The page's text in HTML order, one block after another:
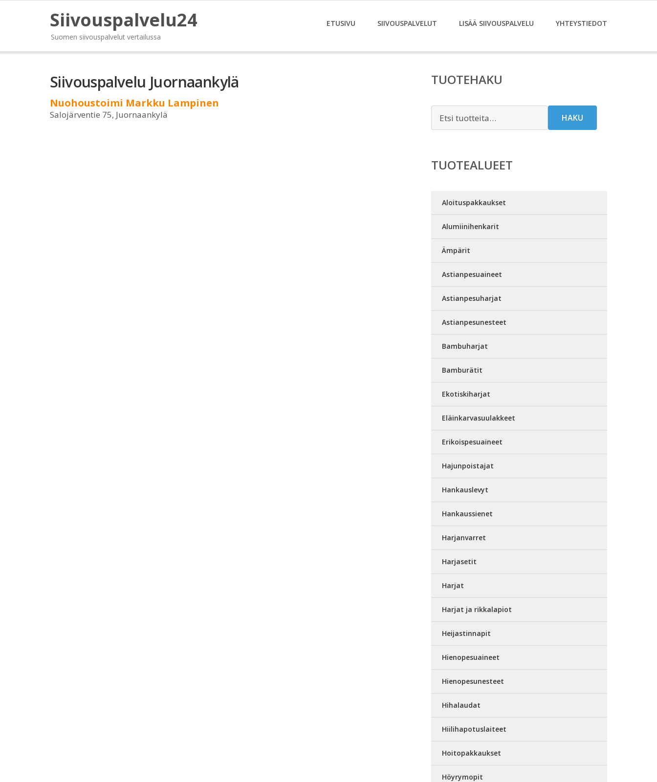
Siivouspalvelu24
Suomen siivouspalvelut vertailussa
ETUSIVU SIIVOUSPALVELUT LISÄÄ SIIVOUSPALVELU YHTEYSTIEDOT
Siivouspalvelu Juornaankylä
Nuohoustoimi Markku Lampinen
Salojärventie 75, Juornaankylä
TUOTEHAKU
HAKU
TUOTEALUEET
Aloituspakkaukset
Alumiinihenkarit
Ämpärit
Astianpesuaineet
Astianpesuharjat
Astianpesunesteet
Bambuharjat
Bamburätit
Ekotiskiharjat
Eläinkarvasuulakkeet
Erikoispesuaineet
Hajunpoistajat
Hankauslevyt
Hankaussienet
Harjanvarret
Harjasetit
Harjat
Harjat ja rikkalapiot
Heijastinnapit
Hienopesuaineet
Hienopesunesteet
Hihalaudat
Hiilihapotuslaiteet
Hoitopakkaukset
Höyrymopit